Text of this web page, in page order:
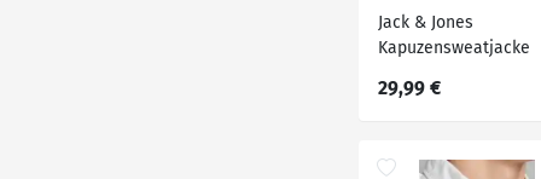
Jack & Jones
Kapuzensweatjacke
29,99 €